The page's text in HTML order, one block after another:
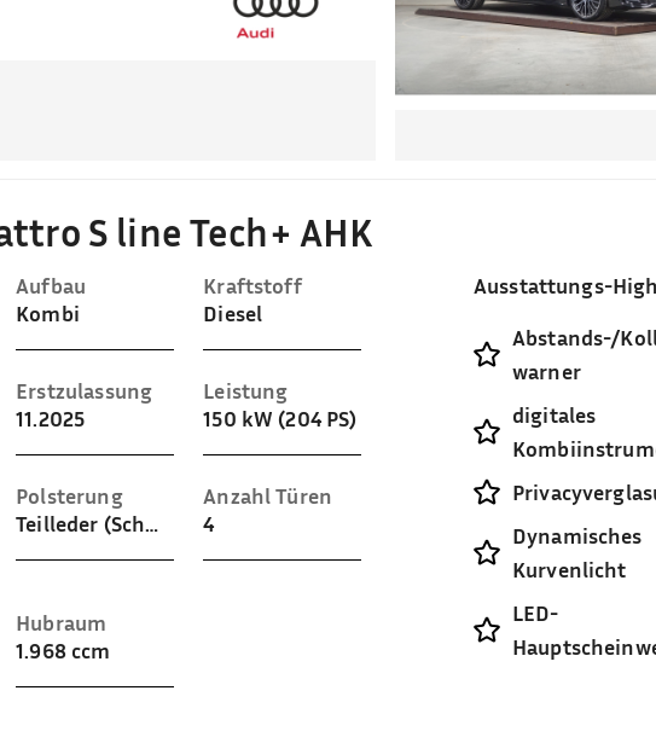
S line Tech+ AHK
Aufbau
Kombi
Kraftstoff
Diesel
Erstzulassung
11.2025
Leistung
150 kW (204 PS)
Polsterung
Teilleder (Schwarz)
Anzahl Türen
4
Hubraum
1.968 ccm
Ausstattungs-
Abstands-/
warner
digitales
Dynamisches
Kurvenlicht
LED-